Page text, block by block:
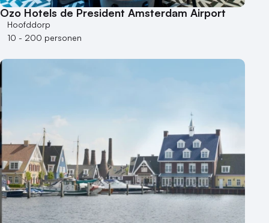
Ozo Hotels de President Amsterdam Airport
Hoofddorp
10 - 200 personen